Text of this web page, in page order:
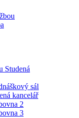
Studená
sál
kancelář
2
3